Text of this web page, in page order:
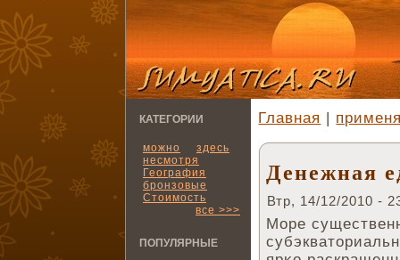
КАТЕГОРИИ
можно
здесь
несмотря
География
бронзовые
Стоимость
все >>>
ПОПУЛЯРНЫЕ
Главная |
Денежная
Втр, 14/12/2010 -
Море